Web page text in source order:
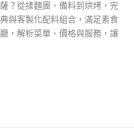
？從揉麵團、備料到烘烤，完
與客製化配料組合，滿足素食
，解析菜單、價格與服務，讓